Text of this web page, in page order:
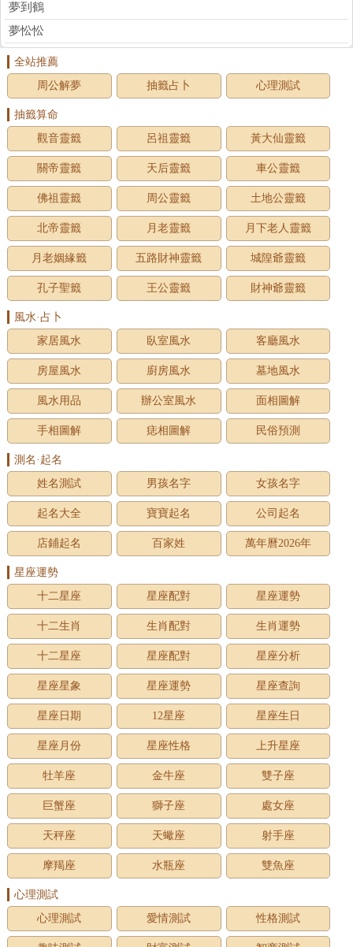
夢到鶴
夢忪忪
全站推薦
周公解夢
抽籤占卜 心理測試
抽籤算命
觀音靈籤
呂祖靈籤 黃大仙靈籤
關帝靈籤 天后靈籤 車公靈籤
佛祖靈籤 周公靈籤 土地公靈籤
北帝靈籤 月老靈籤 月下老人靈籤
月老姻緣籤 五路財神靈籤 城隍爺靈籤
孔子聖籤 王公靈籤 財神爺靈籤
風水·占卜
家居風水
臥室風水 客廳風水
房屋風水 廚房風水 墓地風水
風水用品 辦公室風水 面相圖解
手相圖解 痣相圖解 民俗預測
測名·起名
姓名測試
男孩名字 女孩名字
起名大全 寶寶起名 公司起名
店鋪起名 百家姓 萬年曆2026年
星座運勢
十二星座
星座配對 星座運勢
十二生肖 生肖配對 生肖運勢
十二星座 星座配對 星座分析
星座星象 星座運勢 星座查詢
星座日期 12星座 星座生日
星座月份 星座性格 上升星座
牡羊座 金牛座 雙子座
巨蟹座 獅子座 處女座
天秤座 天蠍座 射手座
摩羯座 水瓶座 雙魚座
心理測試
心理測試
愛情測試 性格測試